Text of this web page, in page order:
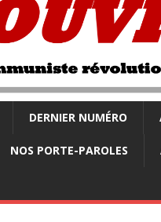
DERNIER NUMÉRO
NOS PORTE-PAROLES